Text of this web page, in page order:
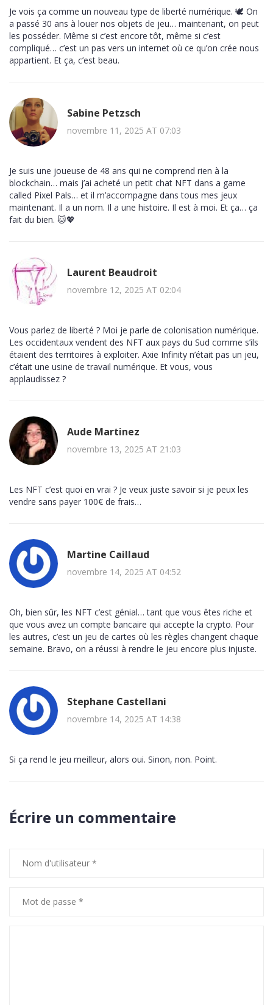
Je vois ça comme un nouveau type de liberté numérique. 🕊️ On
a passé 30 ans à louer nos objets de jeu… maintenant, on peut
les posséder. Même si c’est encore tôt, même si c’est
compliqué… c’est un pas vers un internet où ce qu’on crée nous
appartient. Et ça, c’est beau.
Sabine Petzsch
novembre 11, 2025 AT 07:03
Je suis une joueuse de 48 ans qui ne comprend rien à la
blockchain… mais j’ai acheté un petit chat NFT dans a game
called Pixel Pals… et il m’accompagne dans tous mes jeux
maintenant. Il a un nom. Il a une histoire. Il est à moi. Et ça… ça
fait du bien. 🐱💖
Laurent Beaudroit
novembre 12, 2025 AT 02:04
Vous parlez de liberté ? Moi je parle de colonisation numérique.
Les occidentaux vendent des NFT aux pays du Sud comme s’ils
étaient des territoires à exploiter. Axie Infinity n’était pas un jeu,
c’était une usine de travail numérique. Et vous, vous
applaudissez ?
Aude Martinez
novembre 13, 2025 AT 21:03
Les NFT c’est quoi en vrai ? Je veux juste savoir si je peux les
vendre sans payer 100€ de frais…
Martine Caillaud
novembre 14, 2025 AT 04:52
Oh, bien sûr, les NFT c’est génial… tant que vous êtes riche et
que vous avez un compte bancaire qui accepte la crypto. Pour
les autres, c’est un jeu de cartes où les règles changent chaque
semaine. Bravo, on a réussi à rendre le jeu encore plus injuste.
Stephane Castellani
novembre 14, 2025 AT 14:38
Si ça rend le jeu meilleur, alors oui. Sinon, non. Point.
Écrire un commentaire